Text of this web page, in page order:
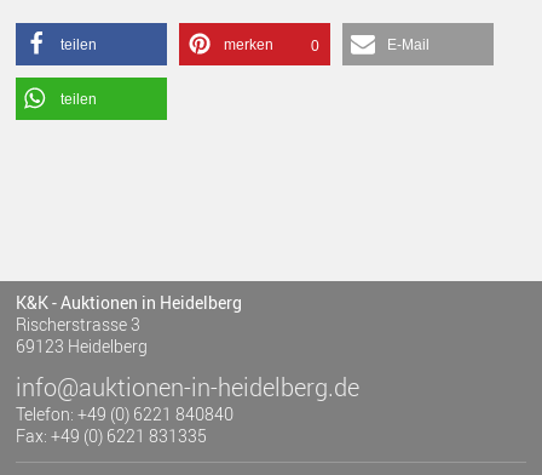
teilen merken 0 E-Mail
teilen
K&K - Auktionen in Heidelberg
Rischerstrasse 3
69123 Heidelberg
info@auktionen-in-heidelberg.de
Telefon: +49 (0) 6221 840840
Fax: +49 (0) 6221 831335